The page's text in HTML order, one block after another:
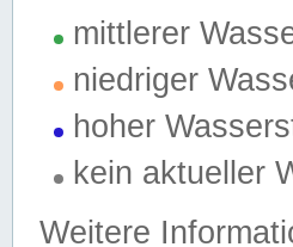
mittlerer
niedriger
hoher
kein aktueller
Weitere